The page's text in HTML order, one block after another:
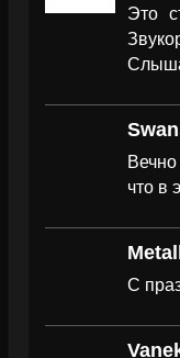
Это
что в
С